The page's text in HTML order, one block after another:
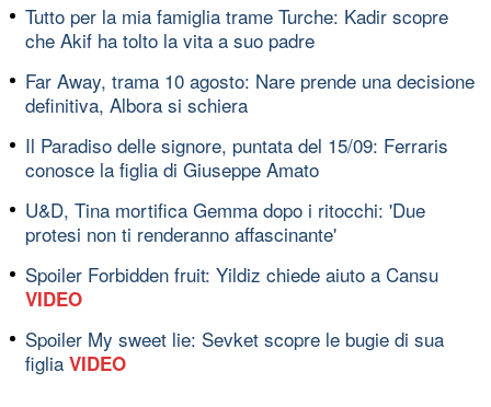
Tutto per la mia famiglia trame Turche: Kadir scopre
che Akif ha tolto la vita a suo padre
Far Away, trama 10 agosto: Nare prende una decisione
definitiva, Albora si schiera
Il Paradiso delle signore, puntata del 15/09: Ferraris
conosce la figlia di Giuseppe Amato
U&D, Tina mortifica Gemma dopo i ritocchi: 'Due
protesi non ti renderanno affascinante'
Spoiler Forbidden fruit: Yildiz chiede aiuto a Cansu
VIDEO
Spoiler My sweet lie: Sevket scopre le bugie di sua
figlia VIDEO